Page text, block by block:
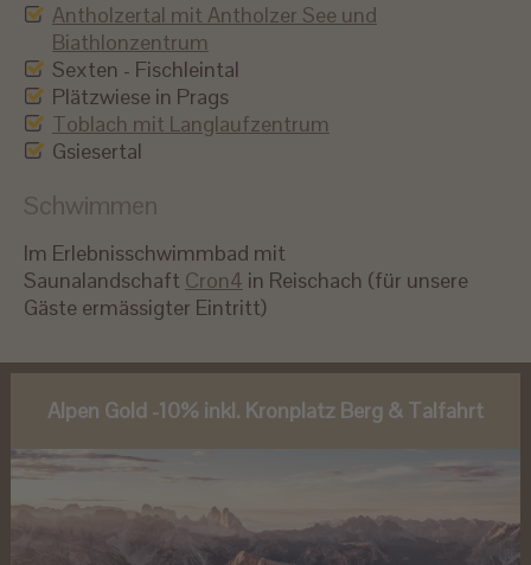
Antholzertal mit Antholzer See und
Biathlonzentrum
Sexten - Fischleintal
Plätzwiese in Prags
Toblach mit Langlaufzentrum
Gsiesertal
Schwimmen
Im Erlebnisschwimmbad mit
Saunalandschaft Cron4 in Reischach (für unsere
Gäste ermässigter Eintritt)
Alpen Gold -10% inkl. Kronplatz Berg & Talfahrt